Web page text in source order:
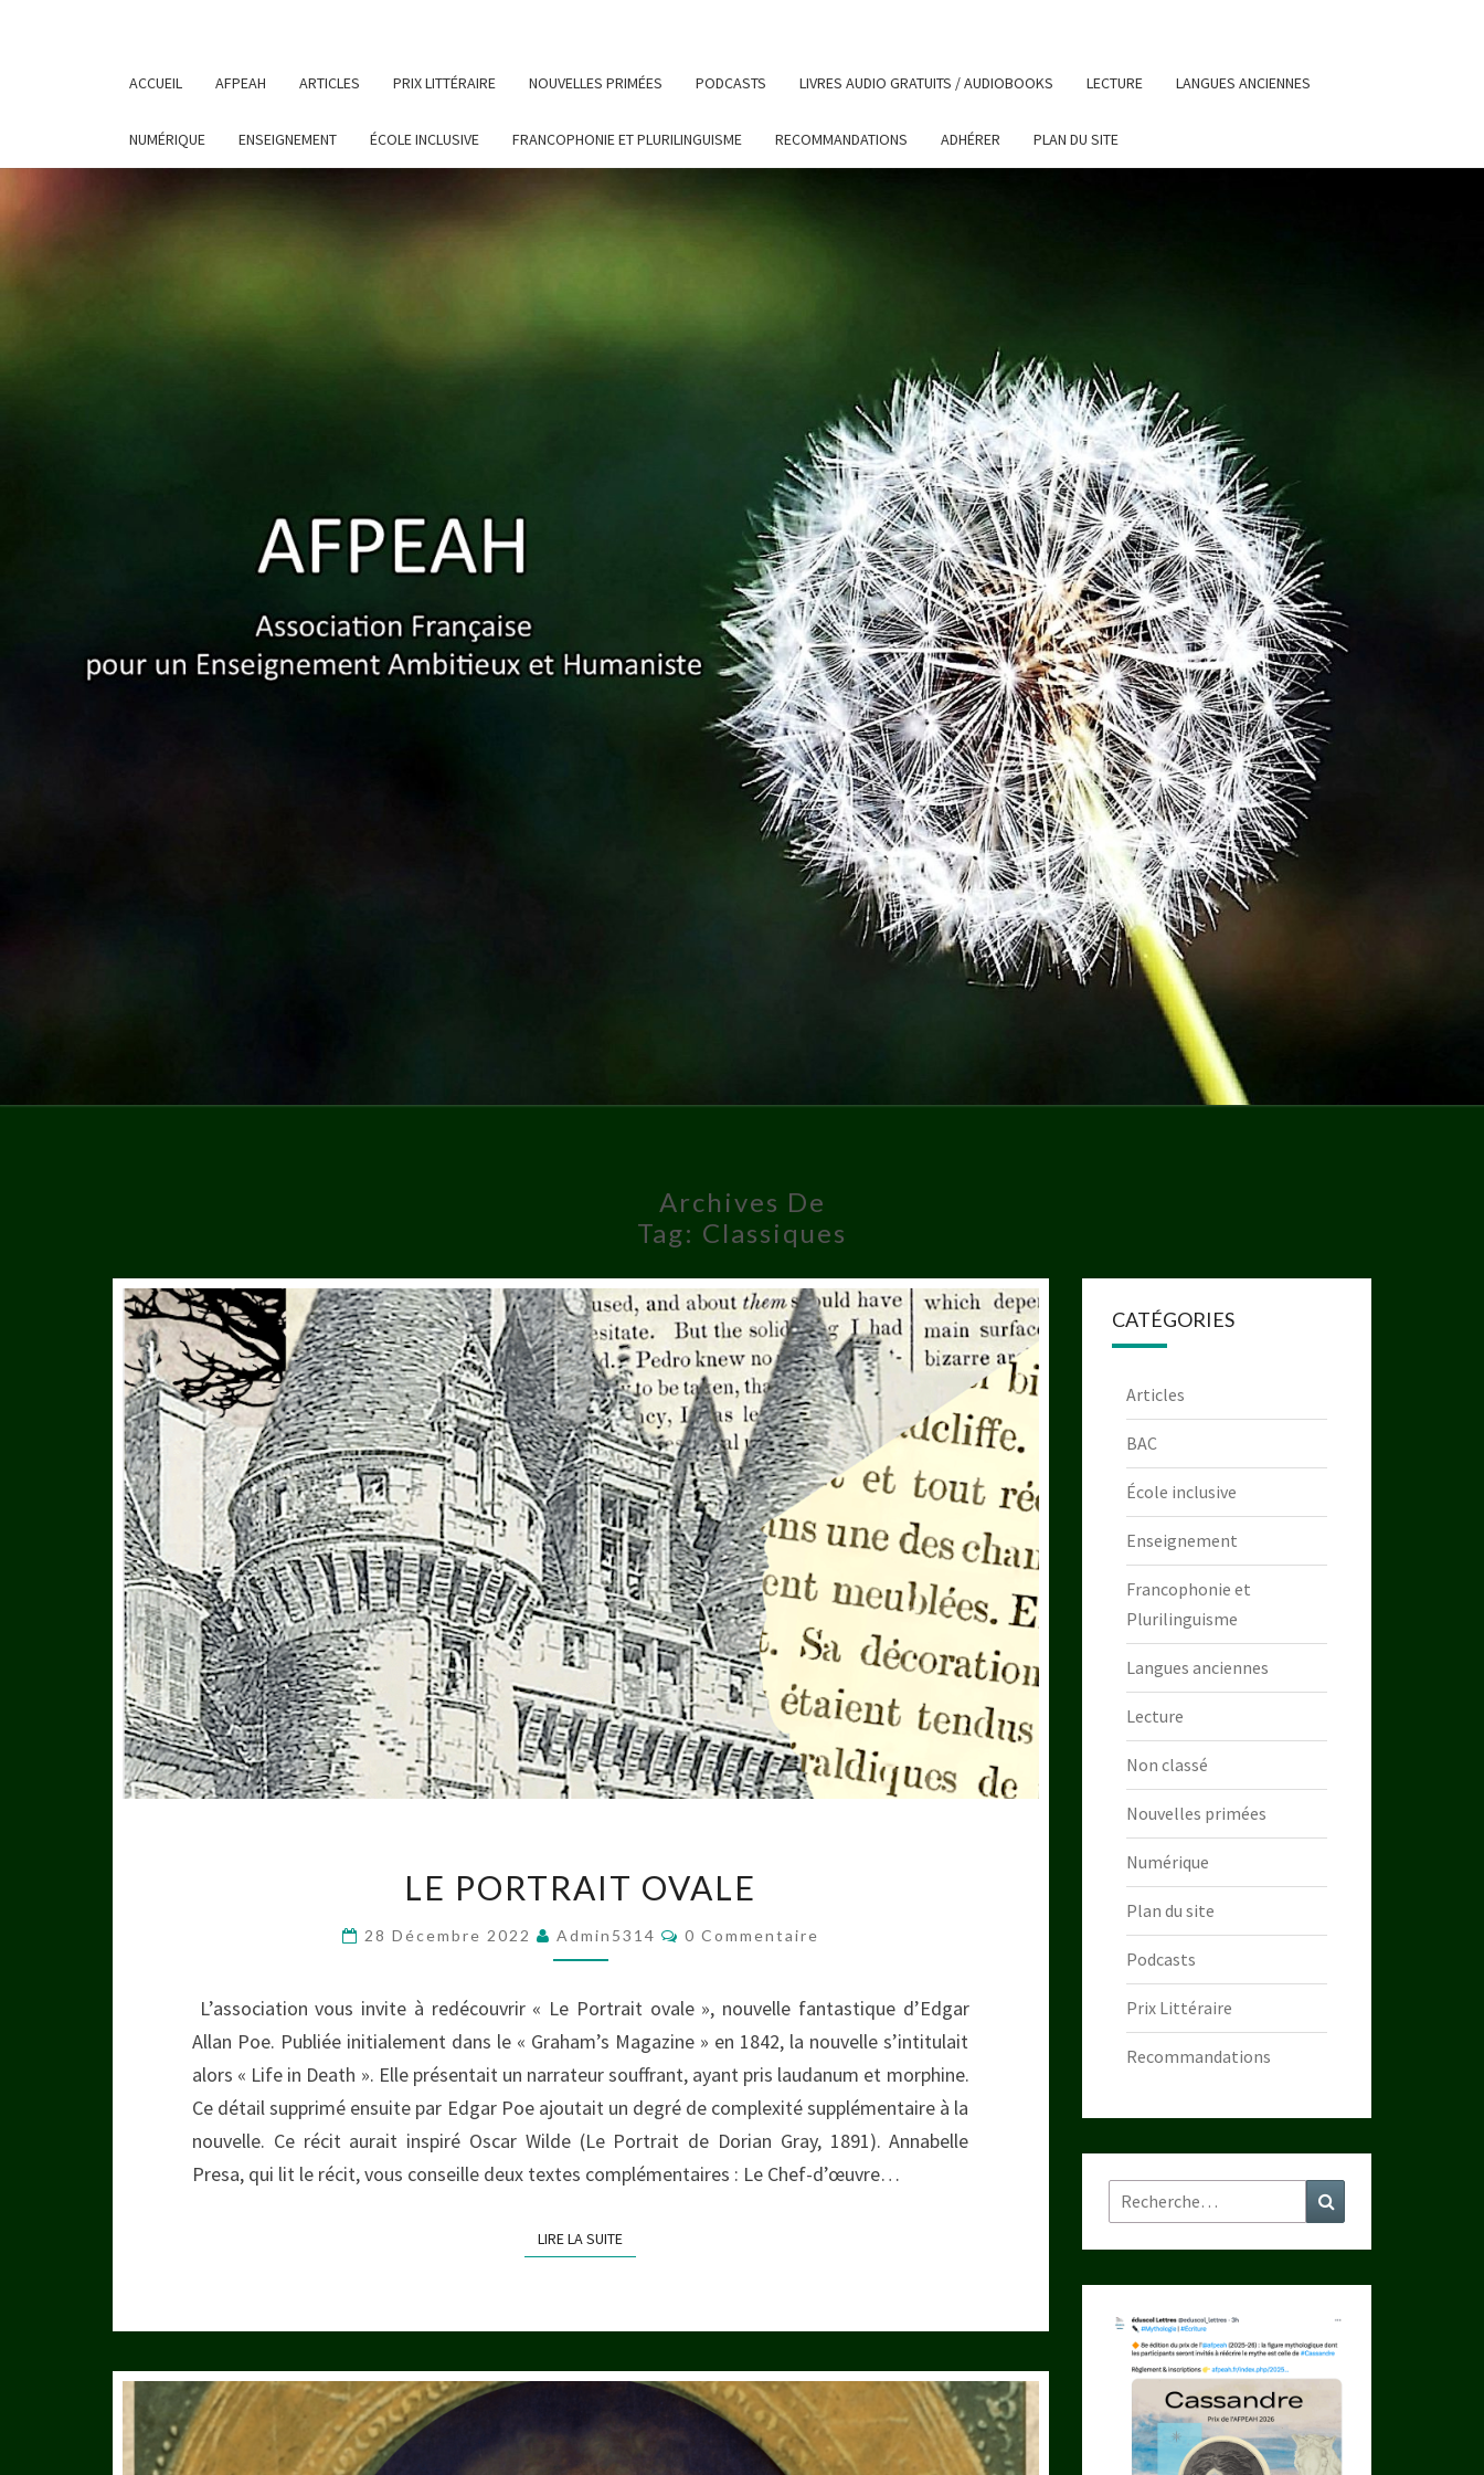
ACCUEIL AFPEAH ARTICLES PRIX LITTÉRAIRE NOUVELLES PRIMÉES PODCASTS LIVRES AUDIO GRATUITS / AUDIOBOOKS LECTURE LANGUES ANCIENNES
NUMÉRIQUE ENSEIGNEMENT ÉCOLE INCLUSIVE FRANCOPHONIE ET PLURILINGUISME RECOMMANDATIONS ADHÉRER PLAN DU SITE
Association
Française
Pour Un
Enseignement
Ambitieux Et
Humaniste
Archives De
Tag: Classiques
PORTRAIT
OVALE
LE PORTRAIT OVALE
28 Décembre 2022 Admin5314 Commentaires
0 Commentaire
L’association vous invite à redécouvrir « Le Portrait ovale », nouvelle fantastique d’Edgar
Allan Poe. Publiée initialement dans le « Graham’s Magazine » en 1842, la nouvelle s’intitulait
alors « Life in Death ». Elle présentait un narrateur souffrant, ayant pris laudanum et morphine.
Ce détail supprimé ensuite par Edgar Poe ajoutait un degré de complexité supplémentaire à la
nouvelle. Ce récit aurait inspiré Oscar Wilde (Le Portrait de Dorian Gray, 1891). Annabelle
Presa, qui lit le récit, vous conseille deux textes complémentaires : Le Chef-d’œuvre…
LIRE LA SUITELIRE LA SUITE
CATÉGORIES
Articles
BAC
École inclusive
Enseignement
Francophonie et
Plurilinguisme
Langues anciennes
Lecture
Non classé
Nouvelles primées
Numérique
Plan du site
Podcasts
Prix Littéraire
Recommandations
Rechercher :